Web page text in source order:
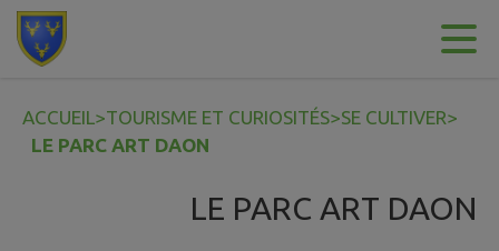
Contenu
ACCUEIL>TOURISME ET CURIOSITÉS>SE CULTIVER>
LE PARC ART DAON
LE PARC ART DAON